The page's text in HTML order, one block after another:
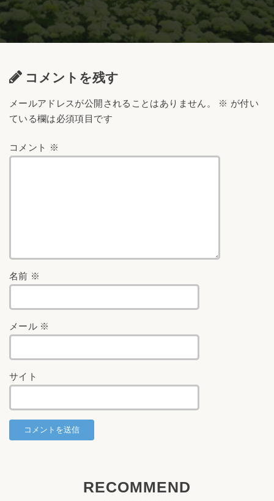
コメントを残す
メールアドレスが公開されることはありません。 ※ が付い
ている欄は必須項目です
コメント ※
名前 ※
メール ※
サイト
RECOMMEND